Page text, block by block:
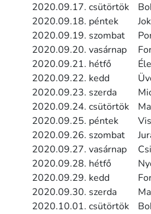
2020.09.17. csütörtök
2020.09.18. péntek
2020.09.19. szombat
2020.09.20. vasárnap
2020.09.21. hétfő
2020.09.22. kedd
2020.09.23. szerda
2020.09.24. csütörtök
2020.09.25. péntek
2020.09.26. szombat
2020.09.27. vasárnap
2020.09.28. hétfő
2020.09.29. kedd
2020.09.30. szerda
2020.10.01. csütörtök